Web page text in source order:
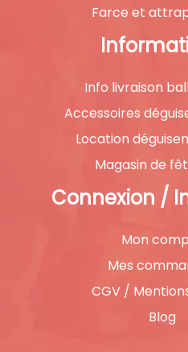
Farce et
Info livraison
Accessoires
Location
Magasin de
Connexion /
Mon
Mes
CGV /
Blog